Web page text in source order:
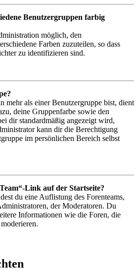
Benutzergruppen farbig
möglich, den
Farben zuzuteilen, so dass
zu identifizieren sind.
mehr als einer Benutzergruppe bist, dient
deine Gruppenfarbe sowie den
dir standardmäßig angezeigt wird,
kann dir die Berechtigung
im persönlichen Bereich selbst
Link auf der Startseite?
du eine Auflistung des Forenteams,
der Moderatoren. Du
Informationen wie die Foren, die